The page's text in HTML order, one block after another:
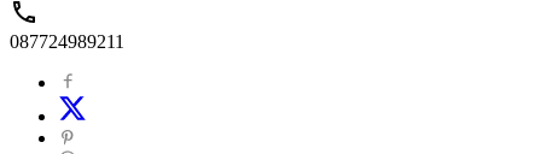
087724989211